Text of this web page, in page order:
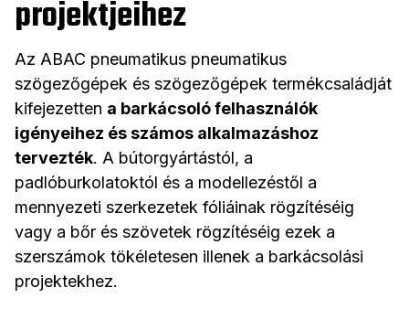
projektjeihez
Az ABAC pneumatikus pneumatikus
szögezőgépek és szögezőgépek termékcsaládját
kifejezetten a barkácsoló felhasználók
igényeihez és számos alkalmazáshoz
tervezték. A bútorgyártástól, a
padlóburkolatoktól és a modellezéstől a
mennyezeti szerkezetek fóliáinak rögzítéséig
vagy a bőr és szövetek rögzítéséig ezek a
szerszámok tökéletesen illenek a barkácsolási
projektekhez.